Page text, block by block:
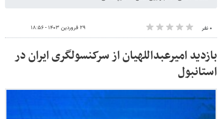
۰ نفر ۲۹ فروردین ۱۴۰۳ - ۱۸:۵۶
بازدید امیرعبداللهیان از سرکنسولگری ایران در
استانبول